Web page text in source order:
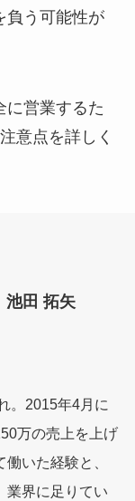
負う可能性が
に営業するた
意点を詳しく
池田 拓矢
。2015年4月に
万の売上を上げ
いた経験と、
業界に足りてい